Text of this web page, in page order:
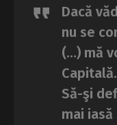
Dacă
nu se
(…) mă
Capitală.
Să-şi
mai